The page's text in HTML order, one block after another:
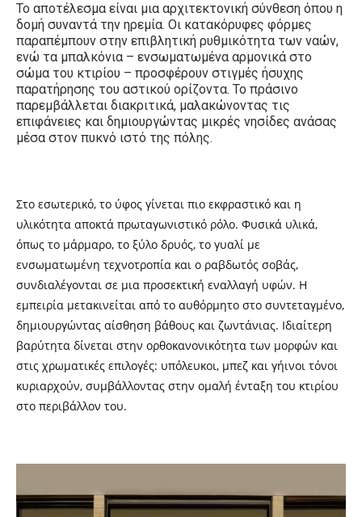
Το αποτέλεσμα είναι μια αρχιτεκτονική σύνθεση όπου η
δομή συναντά την ηρεμία. Οι κατακόρυφες φόρμες
παραπέμπουν στην επιβλητική ρυθμικότητα των ναών,
ενώ τα μπαλκόνια – ενσωματωμένα αρμονικά στο
σώμα του κτιρίου – προσφέρουν στιγμές ήσυχης
παρατήρησης του αστικού ορίζοντα. Το πράσινο
παρεμβάλλεται διακριτικά, μαλακώνοντας τις
επιφάνειες και δημιουργώντας μικρές νησίδες ανάσας
μέσα στον πυκνό ιστό της πόλης.
Στο εσωτερικό, το ύφος γίνεται πιο εκφραστικό και η
υλικότητα αποκτά πρωταγωνιστικό ρόλο. Φυσικά υλικά,
όπως το μάρμαρο, το ξύλο δρυός, το γυαλί με
ενσωματωμένη τεχνοτροπία και ο ραβδωτός σοβάς,
συνδιαλέγονται σε μια προσεκτική εναλλαγή υφών. Η
εμπειρία μετακινείται από το αυθόρμητο στο συντεταγμένο,
δημιουργώντας αίσθηση βάθους και ζωντάνιας. Ιδιαίτερη
βαρύτητα δίνεται στην ορθοκανονικότητα των μορφών και
στις χρωματικές επιλογές: υπόλευκοι, μπεζ και γήινοι τόνοι
κυριαρχούν, συμβάλλοντας στην ομαλή ένταξη του κτιρίου
στο περιβάλλον του.